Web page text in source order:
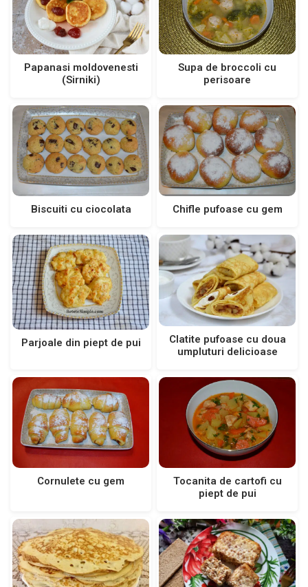
Papanasi moldovenesti
(Sirniki)
Supa de broccoli cu
perisoare
Biscuiti cu ciocolata Chifle pufoase cu gem
Parjoale din piept de pui
Clatite pufoase cu doua
umpluturi delicioase
Cornulete cu gem
Tocanita de cartofi cu
piept de pui